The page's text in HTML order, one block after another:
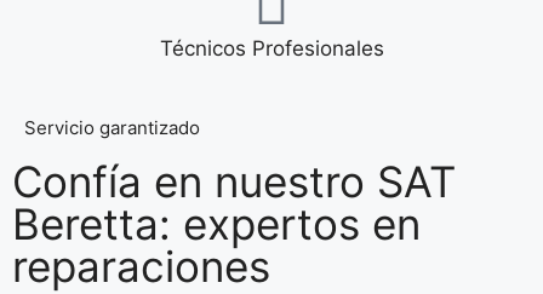
Técnicos Profesionales
Servicio garantizado
Confía en nuestro SAT
Beretta: expertos en
reparaciones